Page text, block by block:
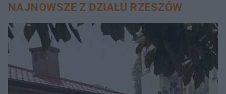
NAJNOWSZE Z DZIAŁU RZESZÓW